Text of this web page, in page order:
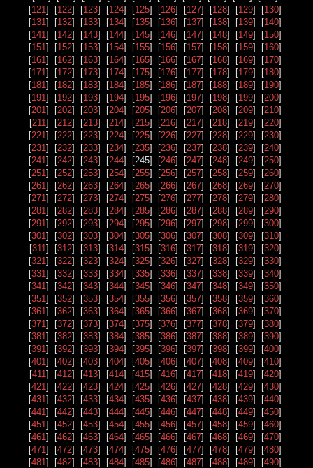
[121] [122] [123] [124] [125] [126] [127] [128] [129] [130]
[131] [132] [133] [134] [135] [136] [137] [138] [139] [140]
[141] [142] [143] [144] [145] [146] [147] [148] [149] [150]
[151] [152] [153] [154] [155] [156] [157] [158] [159] [160]
[161] [162] [163] [164] [165] [166] [167] [168] [169] [170]
[171] [172] [173] [174] [175] [176] [177] [178] [179] [180]
[181] [182] [183] [184] [185] [186] [187] [188] [189] [190]
[191] [192] [193] [194] [195] [196] [197] [198] [199] [200]
[201] [202] [203] [204] [205] [206] [207] [208] [209] [210]
[211] [212] [213] [214] [215] [216] [217] [218] [219] [220]
[221] [222] [223] [224] [225] [226] [227] [228] [229] [230]
[231] [232] [233] [234] [235] [236] [237] [238] [239] [240]
[241] [242] [243] [244] [245] [246] [247] [248] [249] [250]
[251] [252] [253] [254] [255] [256] [257] [258] [259] [260]
[261] [262] [263] [264] [265] [266] [267] [268] [269] [270]
[271] [272] [273] [274] [275] [276] [277] [278] [279] [280]
[281] [282] [283] [284] [285] [286] [287] [288] [289] [290]
[291] [292] [293] [294] [295] [296] [297] [298] [299] [300]
[301] [302] [303] [304] [305] [306] [307] [308] [309] [310]
[311] [312] [313] [314] [315] [316] [317] [318] [319] [320]
[321] [322] [323] [324] [325] [326] [327] [328] [329] [330]
[331] [332] [333] [334] [335] [336] [337] [338] [339] [340]
[341] [342] [343] [344] [345] [346] [347] [348] [349] [350]
[351] [352] [353] [354] [355] [356] [357] [358] [359] [360]
[361] [362] [363] [364] [365] [366] [367] [368] [369] [370]
[371] [372] [373] [374] [375] [376] [377] [378] [379] [380]
[381] [382] [383] [384] [385] [386] [387] [388] [389] [390]
[391] [392] [393] [394] [395] [396] [397] [398] [399] [400]
[401] [402] [403] [404] [405] [406] [407] [408] [409] [410]
[411] [412] [413] [414] [415] [416] [417] [418] [419] [420]
[421] [422] [423] [424] [425] [426] [427] [428] [429] [430]
[431] [432] [433] [434] [435] [436] [437] [438] [439] [440]
[441] [442] [443] [444] [445] [446] [447] [448] [449] [450]
[451] [452] [453] [454] [455] [456] [457] [458] [459] [460]
[461] [462] [463] [464] [465] [466] [467] [468] [469] [470]
[471] [472] [473] [474] [475] [476] [477] [478] [479] [480]
[481] [482] [483] [484] [485] [486] [487] [488] [489] [490]